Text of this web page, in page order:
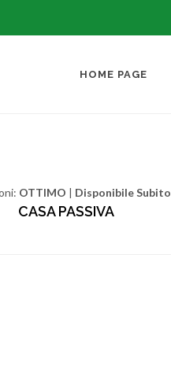
HOME PAGE
OTTIMO | Disponibile Subito
CASA PASSIVA